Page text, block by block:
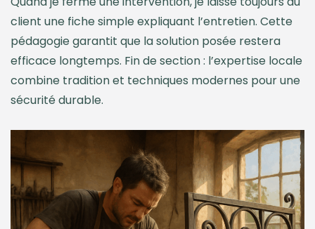
client une fiche simple expliquant l’entretien. Cette
pédagogie garantit que la solution posée restera
efficace longtemps. Fin de section : l’expertise locale
combine tradition et techniques modernes pour une
sécurité durable.